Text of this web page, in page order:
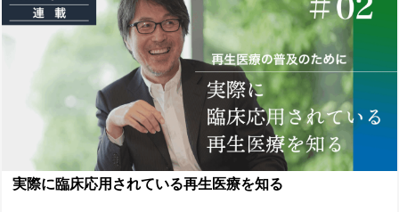
実際に臨床応用されている再生医療を知る